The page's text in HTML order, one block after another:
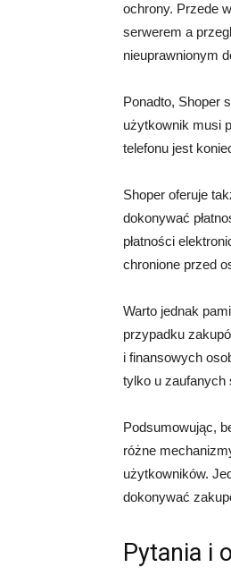
ochrony. Przede
serwerem a
nieuprawnionym
Ponadto, Shoper
użytkownik musi
telefonu jest
Shoper oferuje
dokonywać
płatności
chronione przed
Warto jednak
przypadku
i finansowych
tylko u zaufanych
Podsumowując,
różne
użytkowników.
dokonywać
Pytania i